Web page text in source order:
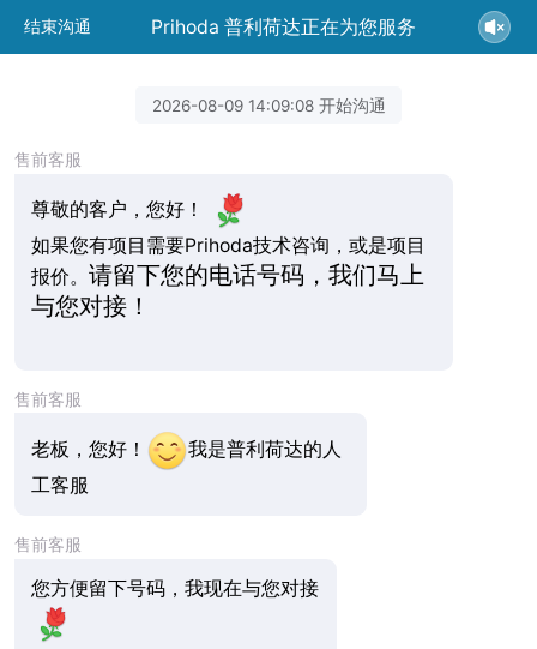
结束沟通 Prihoda 普利荷达正在为您服务
2026-08-09 14:09:08 开始沟通
售前客服
尊敬的客户，您好！
如果您有项目需要Prihoda技术咨询，或是项目
报价。 请留下您的电话号码，我们马上
与您对接！
售前客服
老板，您好！
我是普利荷达的人
工客服
售前客服
您方便留下号码，我现在与您对接